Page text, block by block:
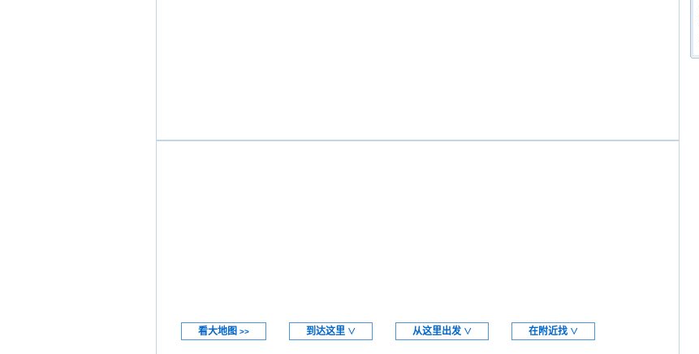
看大地图 >> 到达这里 ∨ 从这里出发 ∨ 在附近找 ∨